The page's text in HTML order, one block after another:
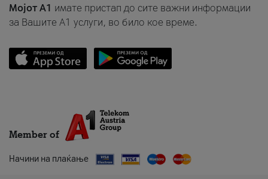
Мојот A1 имате пристап до сите важни информации
за Вашите A1 услуги, во било кое време.
Member of
Начини на плаќање